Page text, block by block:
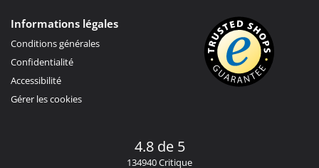
Informations légales
Conditions générales
Confidentialité
Accessibilité
Gérer les cookies
4.8 de 5
134940 Critique